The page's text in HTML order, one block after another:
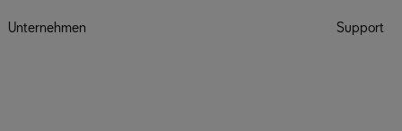
Unternehmen Support